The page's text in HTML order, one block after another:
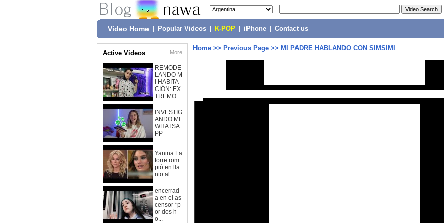
Video Home Popular Videos K-POP iPhone Contact us
Active Videos More
REMODE
LANDO M
I HABITA
CIÓN: EX
TREMO
INVESTIG
ANDO MI
WHATSA
PP
Yanina La
torre rom
pió en lla
nto al ...
encerrad
a en el as
censor *p
or dos h
o...
Home >> Previous Page >> MI PADRE HABLANDO CON SIMSIMI